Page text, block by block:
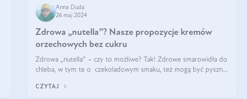
Anna Duda
26 maj 2024
Zdrowa „nutella”? Nasze propozycje kremów
orzechowych bez cukru
Zdrowa „nutella” – czy to możliwe? Tak! Zdrowe smarowidła do
chleba, w tym te o czekoladowym smaku, też mogą być pyszne.
CZYTAJ